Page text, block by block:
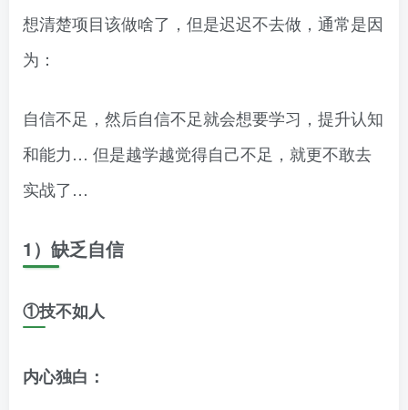
想清楚项目该做啥了，但是迟迟不去做，通常是因
为：
自信不足，然后自信不足就会想要学习，提升认知
和能力… 但是越学越觉得自己不足，就更不敢去
实战了…
1）缺乏自信
①技不如人
内心独白：